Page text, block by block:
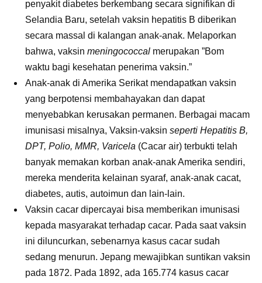
penyakit diabetes berkembang secara signifikan di
Selandia Baru, setelah vaksin hepatitis B diberikan
secara massal di kalangan anak-anak. Melaporkan
bahwa, vaksin meningococcal merupakan ”Bom
waktu bagi kesehatan penerima vaksin.”
Anak-anak di Amerika Serikat mendapatkan vaksin
yang berpotensi membahayakan dan dapat
menyebabkan kerusakan permanen. Berbagai macam
imunisasi misalnya, Vaksin-vaksin seperti Hepatitis B,
DPT, Polio, MMR, Varicela (Cacar air) terbukti telah
banyak memakan korban anak-anak Amerika sendiri,
mereka menderita kelainan syaraf, anak-anak cacat,
diabetes, autis, autoimun dan lain-lain.
Vaksin cacar dipercayai bisa memberikan imunisasi
kepada masyarakat terhadap cacar. Pada saat vaksin
ini diluncurkan, sebenarnya kasus cacar sudah
sedang menurun. Jepang mewajibkan suntikan vaksin
pada 1872. Pada 1892, ada 165.774 kasus cacar